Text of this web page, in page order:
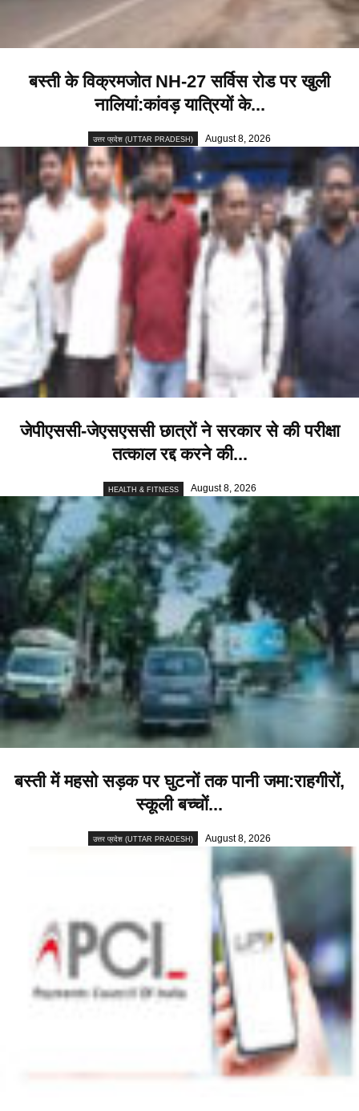
बस्ती के विक्रमजोत NH-27 सर्विस रोड पर खुली
नालियां:कांवड़ यात्रियों के...
उत्तर प्रदेश (UTTAR PRADESH) August 8, 2026
जेपीएससी-जेएसएससी छात्रों ने सरकार से की परीक्षा
तत्काल रद्द करने की...
HEALTH & FITNESS August 8, 2026
बस्ती में महसो सड़क पर घुटनों तक पानी जमा:राहगीरों,
स्कूली बच्चों...
उत्तर प्रदेश (UTTAR PRADESH) August 8, 2026